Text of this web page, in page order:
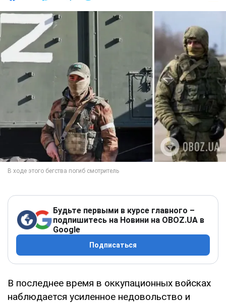
Будьте первыми в курсе главного –
подпишитесь на Новини на OBOZ.UA в
Google
Подписаться
В последнее время в оккупационных войсках
наблюдается усиленное недовольство и